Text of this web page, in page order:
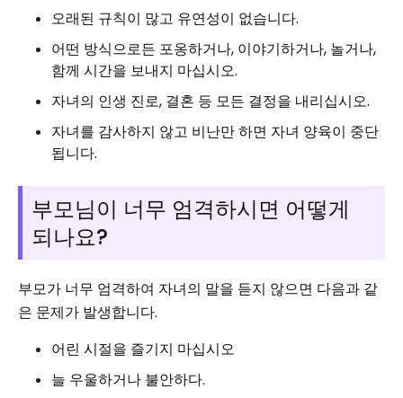
오래된 규칙이 많고 유연성이 없습니다.
어떤 방식으로든 포옹하거나, 이야기하거나, 놀거나,
함께 시간을 보내지 마십시오.
자녀의 인생 진로, 결혼 등 모든 결정을 내리십시오.
자녀를 감사하지 않고 비난만 하면 자녀 양육이 중단
됩니다.
부모님이 너무 엄격하시면 어떻게
되나요?
부모가 너무 엄격하여 자녀의 말을 듣지 않으면 다음과 같
은 문제가 발생합니다.
어린 시절을 즐기지 마십시오
늘 우울하거나 불안하다.